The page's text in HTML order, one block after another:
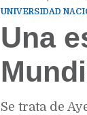
UNIVERSIDAD
Una
Se trata de